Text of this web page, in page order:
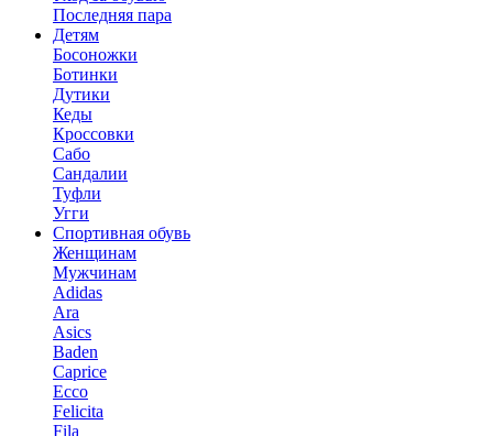
Последняя пара
Детям
Босоножки
Ботинки
Дутики
Кеды
Кроссовки
Сабо
Сандалии
Туфли
Угги
Спортивная обувь
Женщинам
Мужчинам
Adidas
Ara
Asics
Baden
Caprice
Ecco
Felicita
Fila